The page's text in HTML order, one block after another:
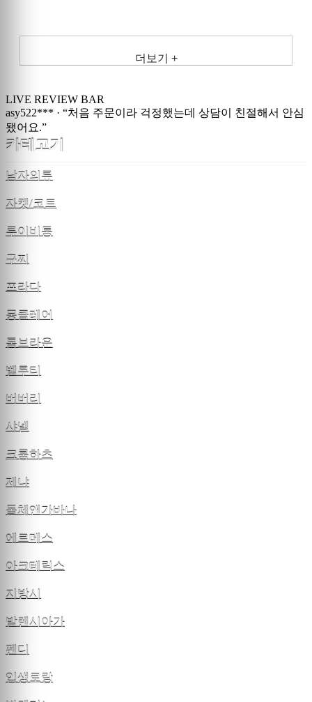
더보기 +
LIVE REVIEW BAR
asy522*** · “처음 주문이라 걱정했는데 상담이 친절해서 안심
됐어요.”
카테고기
남자의류
자켓/코트
루이비통
구찌
프라다
몽클레어
톰브라운
벨루티
버버리
샤넬
크롬하츠
제냐
돌체앤가바나
에르메스
아크테릭스
지방시
발렌시아가
펜디
입생로랑